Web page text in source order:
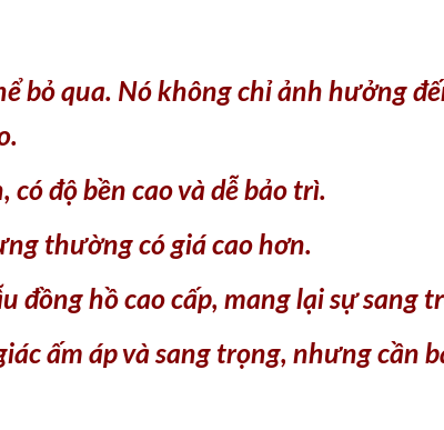
bỏ qua. Nó không chỉ ảnh hưởng
độ bền cao và dễ bảo trì.
thường có giá cao hơn.
đồng hồ cao cấp, mang lại sự sang
ấm áp và sang trọng, nhưng cần